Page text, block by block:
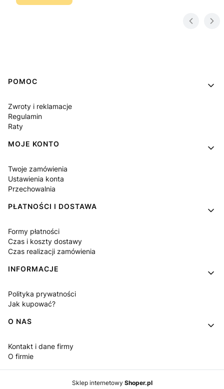
Linki w stopce
POMOC
Zwroty i reklamacje
Regulamin
Raty
MOJE KONTO
Twoje zamówienia
Ustawienia konta
Przechowalnia
PŁATNOŚCI I DOSTAWA
Formy płatności
Czas i koszty dostawy
Czas realizacji zamówienia
INFORMACJE
Polityka prywatności
Jak kupować?
O NAS
Kontakt i dane firmy
O firmie
Sklep internetowy Shoper.pl